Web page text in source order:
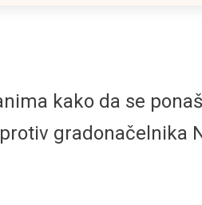
kako da se
gradonačelnika